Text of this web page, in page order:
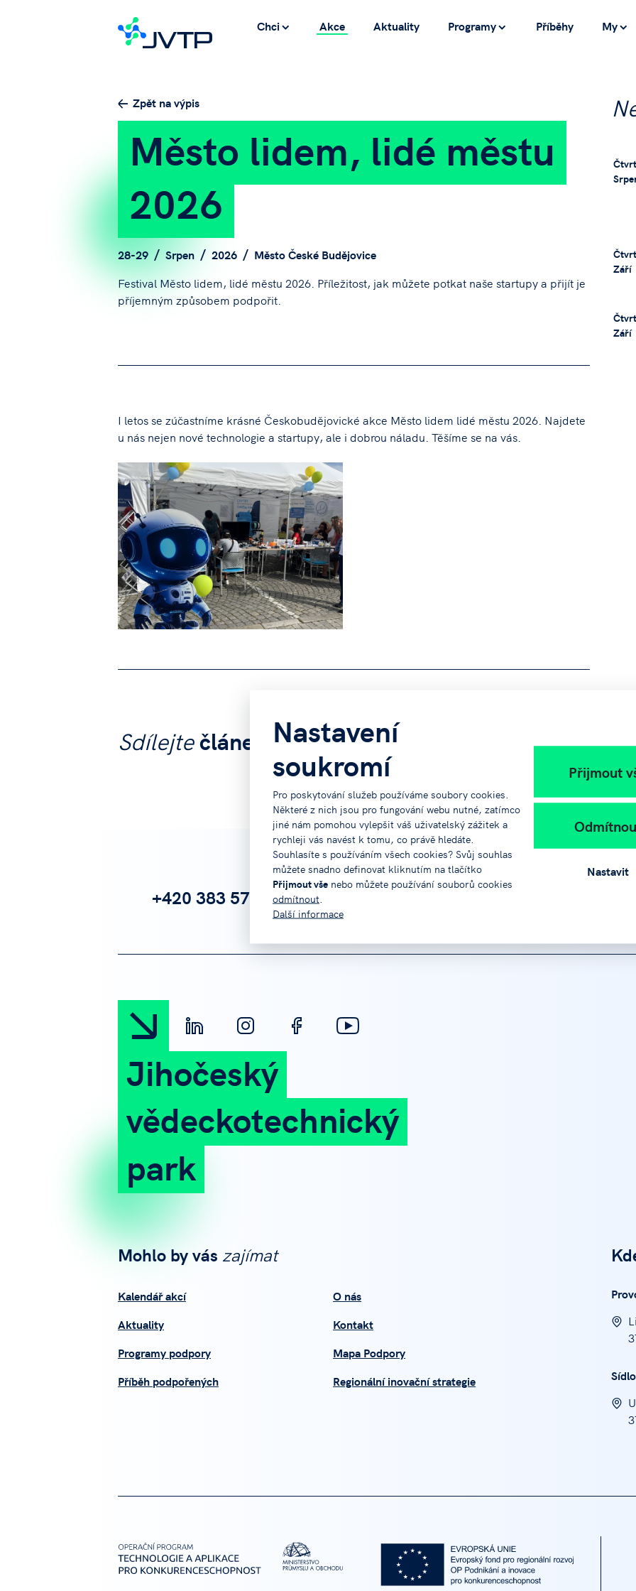
Nastavení
soukromí
Pro poskytování služeb používáme soubory cookies.
Některé z nich jsou pro fungování webu nutné, zatímco
jiné nám pomohou vylepšit váš uživatelský zážitek a
rychleji vás navést k tomu, co právě hledáte.
Souhlasíte s používáním všech cookies? Svůj souhlas
můžete snadno definovat kliknutím na tlačítko
Přijmout vše nebo můžete používání souborů cookies
odmítnout
Další informace
Přijmout
Nastavit
Chci Akce Aktuality Programy Příběhy My
Zpět na výpis
Město lidem, lidé městu
2026
28-29 Srpen 2026
Město České Budějovice
Festival Město lidem, lidé městu 2026. Příležitost, jak můžete potkat naše startupy a přijít je
příjemným způsobem podpořit.
I letos se zúčastníme krásné Českobudějovické akce Město lidem lidé městu 2026. Najdete
u nás nejen nové technologie a startupy, ale i dobrou náladu. Těšíme se na vás.
Sdílejtečlánek na:
Září
Září
+420 383 579 111 info@jvtp.cz
Jihočeský
vědeckotechnický
park
Mohlo by vás zajímat
Kalendář akcí
Aktuality
Programy podpory
Příběh podpořených
O nás
Kontakt
Mapa Podpory
Regionální inovační strategie
Sídlo